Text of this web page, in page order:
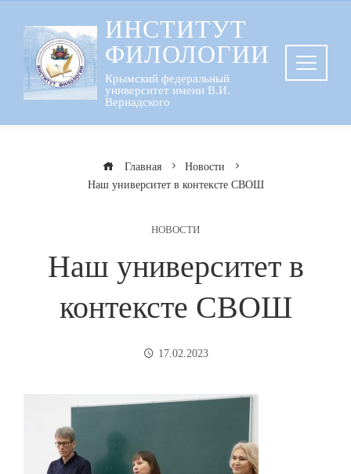
содержанию
ИНСТИТУТ
ФИЛОЛОГИИ
Крымский федеральный
университет имени В.И.
Вернадского
Главная
Новости
Наш университет в контексте СВОШ
НОВОСТИ
Наш университет в
контексте СВОШ
17.02.2023